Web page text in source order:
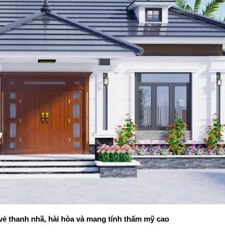
thanh nhã, hài hòa và mang tính thẩm mỹ cao